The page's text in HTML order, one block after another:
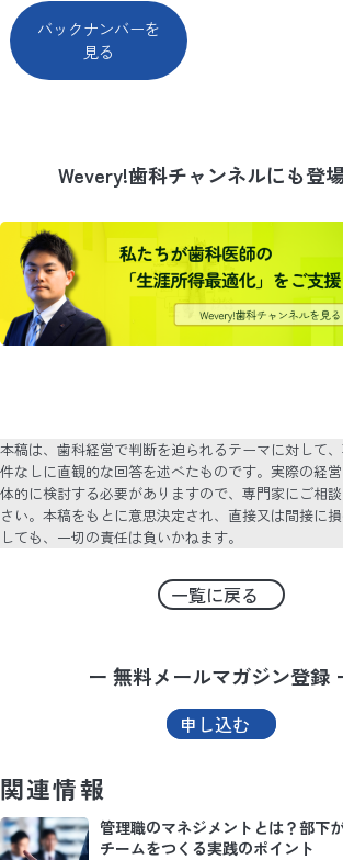
バックナンバーを
見る
Wevery!歯科チャンネルにも登
本稿は、歯科経営で判断を迫られるテーマに対して
件なしに直観的な回答を述べたものです。実際の経
体的に検討する必要がありますので、専門家にご相
さい。本稿をもとに意思決定され、直接又は間接に
しても、一切の責任は負いかねます。
一覧に戻る
ー 無料メールマガジン登録
申し込む
関連情報
管理職のマネジメントとは？部下
チームをつくる実践のポイント